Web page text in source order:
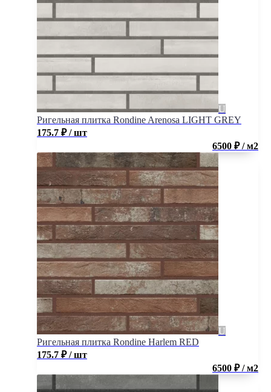
Ригельная плитка Rondine Arenosa LIGHT GREY
175.7 ₽ / шт
6500 ₽ / м2
Ригельная плитка Rondine Harlem RED
175.7 ₽ / шт
6500 ₽ / м2